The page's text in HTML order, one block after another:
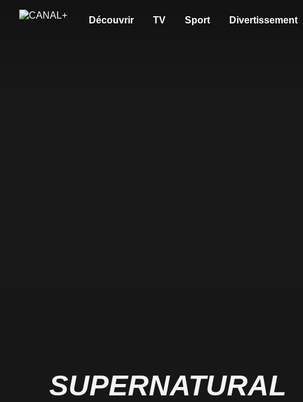
Découvrir TV Sport Divertissement
SUPERNATURAL